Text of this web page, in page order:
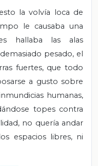
la volvía loca de
le causaba una
hallaba las alas
pesado, el
fuertes, que todo
a gusto sobre
humanas,
topes contra
no quería andar
espacios libres, ni